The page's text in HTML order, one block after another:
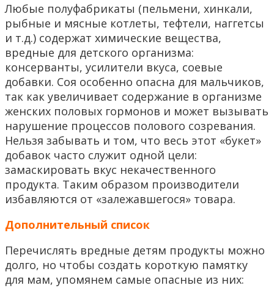
Любые полуфабрикаты (пельмени, хинкали,
рыбные и мясные котлеты, тефтели, наггетсы
и т.д.) содержат химические вещества,
вредные для детского организма:
консерванты, усилители вкуса, соевые
добавки. Соя особенно опасна для мальчиков,
так как увеличивает содержание в организме
женских половых гормонов и может вызывать
нарушение процессов полового созревания.
Нельзя забывать и том, что весь этот «букет»
добавок часто служит одной цели:
замаскировать вкус некачественного
продукта. Таким образом производители
избавляются от «залежавшегося» товара.
Дополнительный список
Перечислять вредные детям продукты можно
долго, но чтобы создать короткую памятку
для мам, упомянем самые опасные из них: